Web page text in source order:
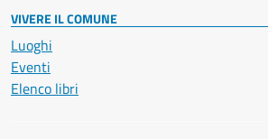
VIVERE IL COMUNE
Luoghi
Eventi
Elenco libri